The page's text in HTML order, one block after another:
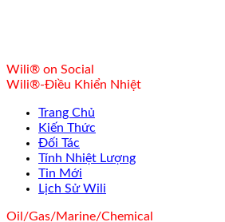
Wili® on Social
Wili®-Điều Khiển Nhiệt
Trang Chủ
Kiến Thức
Đối Tác
Tính Nhiệt Lượng
Tin Mới
Lịch Sử Wili
Oil/Gas/Marine/Chemical